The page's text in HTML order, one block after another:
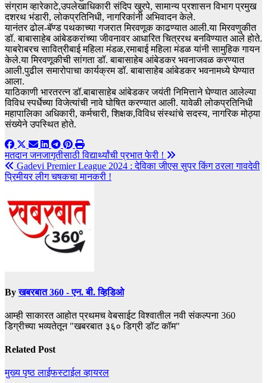
संग्राम व्हारेकाटे,उपलेखाधिकारी संदिप खुरपे, सामान्य प्रशासन विभाग प्रमुख
दशरथ भंडारी, लोकप्रतिनिधी, नागरिकांनी अभिवादन केले.
यानंतर ढोल-बॅण्ड पथकाच्या गजरात मिरवणूक काढण्यात आली.या मिरवणुकीत
डॉ. बाबासाहेब आंबेडकरांच्या जीवनावर आधारित चित्ररथ बनविण्यात आले होते.
याबरेाबरच सावित्रीबाई महिला मंडळ,रमाबाई महिला मंडळ यांनी सामुहिक गायन
केले.या मिरवणूकीची सांगता डॉ. बाबासाहेब आंबेडकर भवनाजवळ करण्यात
आली.पुढील समारोपाचा कार्यक्रम डॉ. बाबासाहेब आंबेडकर भवनामध्ये घेण्यात
आला.
याठिकाणी भारतरत्न डॉ.बाबासाहेब आंबेडकर जयंती निमित्ताने घेण्यात आलेल्या
विविध स्पर्धेच्या विजेत्यांची नावे घोषित करण्यात आली. यावेळी लोकप्रतिनिधी
महापालिका अधिकारी, कर्मचारी, शिक्षक,विविध संस्थांचे सदस्य, नागरिक मोठ्या
संख्येने उपस्थित होते.
Post
navigation
मतदान जनजागृतीसाठी विद्यार्थ्यांची प्रभात फेरी !
Gadevi Premier League 2024 : देविका जीएस सुपर किंग ठरला गावदेवी
प्रिमीयर लीग चषकचा मानकरी !
Byखबरबात 360 - एन. बी. व्हिडिओ
आम्ही साकारत आहोत प्रथमच वेबसाईट विश्वातील नवी संकल्पना 360
डिग्रीच्या भव्यतेतून "खबरबात ३६० डिग्री डॉट कॉम"
Related Post
मुख्य पृष्ठलाईफस्टाईलव्हायरल